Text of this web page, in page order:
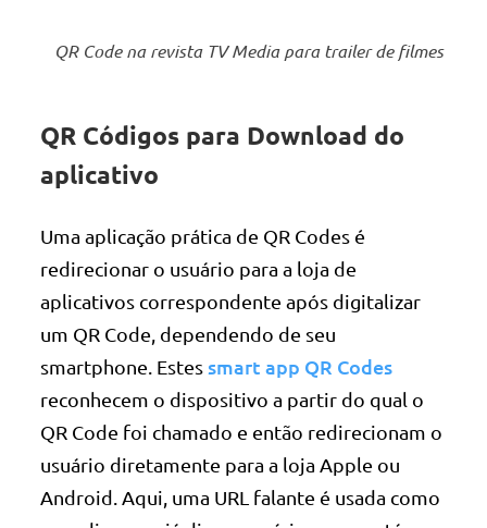
QR Code na revista TV Media para trailer de filmes
QR Códigos para Download do
aplicativo
Uma aplicação prática de QR Codes é
redirecionar o usuário para a loja de
aplicativos correspondente após digitalizar
um QR Code, dependendo de seu
smartphone. Estes smart app QR Codes
reconhecem o dispositivo a partir do qual o
QR Code foi chamado e então redirecionam o
usuário diretamente para a loja Apple ou
Android. Aqui, uma URL falante é usada como